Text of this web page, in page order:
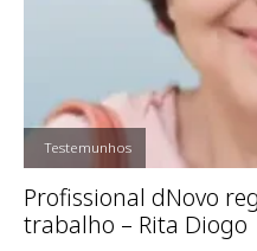
,Testemunhos
Profissional dNovo
trabalho – Rita Diogo